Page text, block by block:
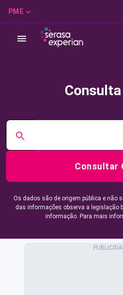
PME
Consulta
Consultar
Os dados são de origem pública e não
das informações observa a legislação
informação. Para mais